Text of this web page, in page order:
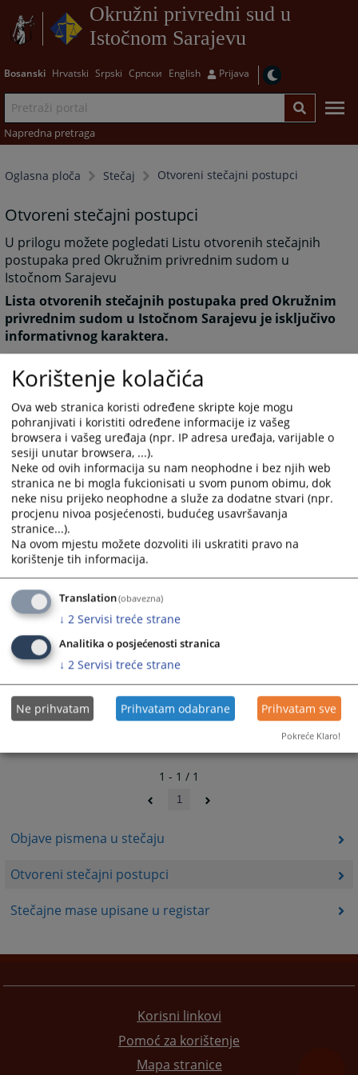
Okružni privredni sud u
Istočnom Sarajevu
Bosanski Hrvatski Srpski Српски English Prijava
Napredna pretraga
Oglasna ploča Stečaj Otvoreni stečajni postupci
Objave pismena u stečaju
Otvoreni stečajni postupci
Stečajne mase upisane u registar
Otvoreni stečajni postupci
U prilogu možete pogledati Listu otvorenih stečajnih
postupaka pred Okružnim privrednim sudom u
Istočnom Sarajevu
Lista otvorenih stečajnih postupaka pred Okružnim
privrednim sudom u Istočnom Sarajevu je isključivo
informativnog karaktera.
2393 PREGLEDA
Prateći dokumenti
Otvoreni stečajni postupci
1 - 1 / 1
1
Korisni linkovi
Pomoć za korištenje
Mapa stranice
Korištenje kolačića
Ova web stranica koristi određene skripte koje mogu
pohranjivati i koristiti određene informacije iz vašeg
browsera i vašeg uređaja (npr. IP adresa uređaja, varijable o
sesiji unutar browsera, ...).
Neke od ovih informacija su nam neophodne i bez njih web
stranica ne bi mogla fukcionisati u svom punom obimu, dok
neke nisu prijeko neophodne a služe za dodatne stvari (npr.
procjenu nivoa posjećenosti, budućeg usavršavanja
stranice...).
Na ovom mjestu možete dozvoliti ili uskratiti pravo na
korištenje tih informacija.
Translation(obavezna)
↓ 2 Servisi treće strane
Analitika o posjećenosti stranica
↓ 2 Servisi treće strane
Ne prihvatam Prihvatam odabrane Prihvatam sve
Pokreće Klaro!